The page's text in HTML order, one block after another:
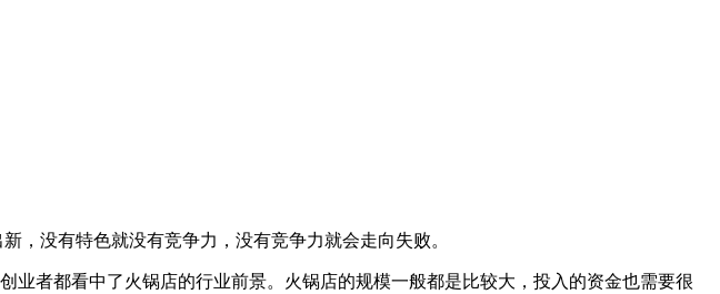
，没有特色就没有竞争力，没有竞争力就会走向失败。
者都看中了火锅店的行业前景。火锅店的规模一般都是比较大，投入的资金也需要很